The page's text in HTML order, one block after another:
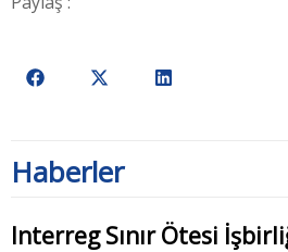
Haberler
Interreg Sınır Ötesi